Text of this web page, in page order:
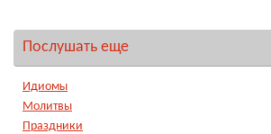
Послушать еще
Идиомы
Молитвы
Праздники